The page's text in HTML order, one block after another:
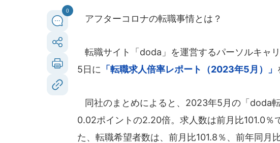
0
アフターコロナの転職事情とは？
転職サイト「doda」を運営するパーソルキャ
5日に 「転職求人倍率レポート（2023年5月）」
同社のまとめによると、2023年5月の「doda
0.02ポイントの2.20倍。求人数は前月比101.0％
た、転職希望者数は、前月比101.8％、前年同月